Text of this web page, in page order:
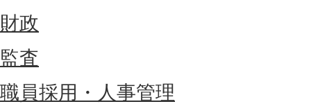
財政
監査
職員採用・人事管理